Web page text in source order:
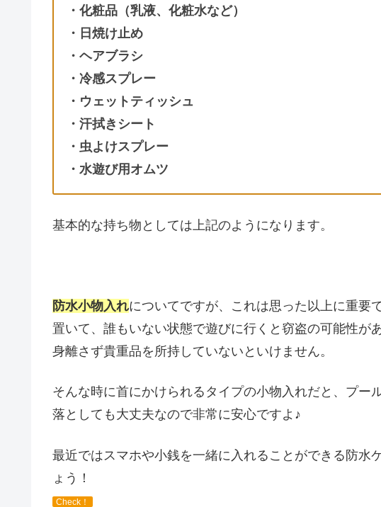
・化粧品（乳液、化粧水など）
・日焼け止め
・ヘアブラシ
・冷感スプレー
・ウェットティッシュ
・汗拭きシート
・虫よけスプレー
・水遊び用オムツ
基本的な持ち物としては上記のようになります。
防水小物入れについてですが、これは思った以上に重要
置いて、誰もいない状態で遊びに行くと窃盗の可能性が
身離さず貴重品を所持していないといけません。
そんな時に首にかけられるタイプの小物入れだと、プー
落としても大丈夫なので非常に安心ですよ♪
最近ではスマホや小銭を一緒に入れることができる防水
ょう！
Check！